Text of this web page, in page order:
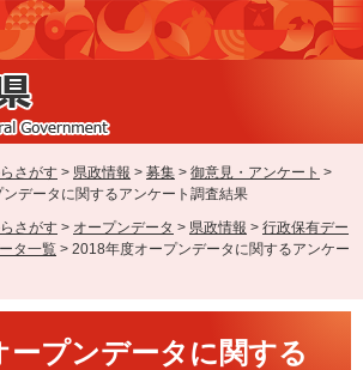
さがす > 県政情報 > 募集 > 御意見・アンケート >
データに関するアンケート調査結果
さがす > オープンデータ > 県政情報 > 行政保有デー
タ一覧 > 2018年度オープンデータに関するアンケー
ープンデータに関する